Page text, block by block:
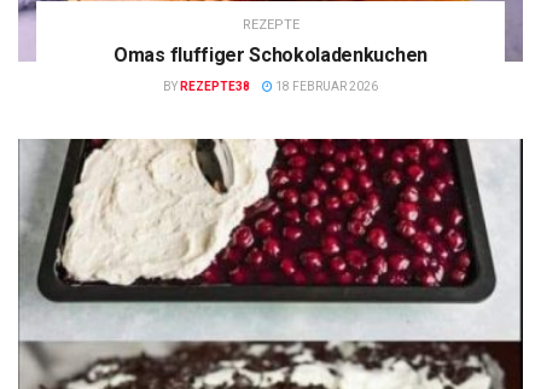
REZEPTE
Omas fluffiger Schokoladenkuchen
BY REZEPTE38 18 FEBRUAR 2026